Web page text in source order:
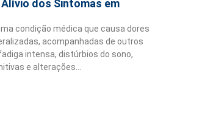
dos Sintomas em
condição médica que causa dores
acompanhadas de outros
intensa, distúrbios do sono,
e alterações…